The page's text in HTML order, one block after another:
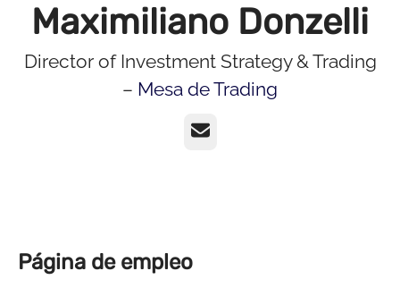
Maximiliano Donzelli
Director of Investment Strategy & Trading
– Mesa de Trading
Correo electrónico
Página de empleo